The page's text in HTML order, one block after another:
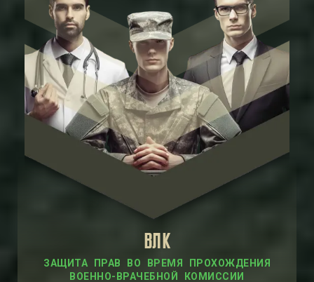
ВЛК
ЗАЩИТА ПРАВ ВО ВРЕМЯ ПРОХОЖДЕНИЯ
ВОЕННО-ВРАЧЕБНОЙ КОМИССИИ